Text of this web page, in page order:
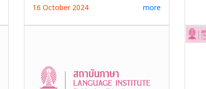
16 October 2024 more